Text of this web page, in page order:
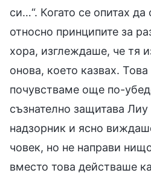
си…“. Когато се опитах
относно принципите за
хора, изглеждаше, че тя
онова, което казвах.
почувстваме още по-
съзнателно защитава
надзорник и ясно
човек, но не направи
вместо това действаше